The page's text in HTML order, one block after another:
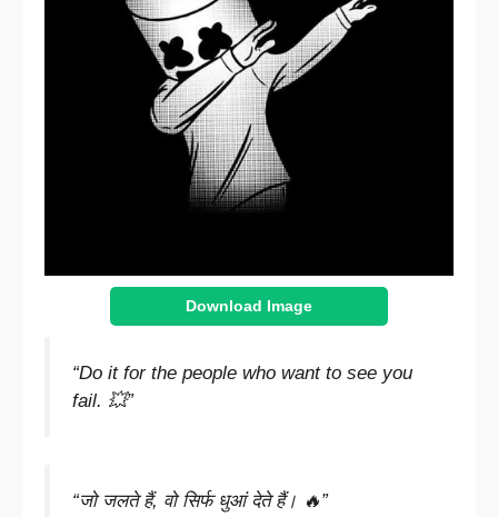
Download Image
“Do it for the people who want to see you
fail. 💥”
“जो जलते हैं, वो सिर्फ धुआं देते हैं। 🔥”